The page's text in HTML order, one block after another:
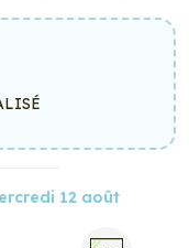
12 août